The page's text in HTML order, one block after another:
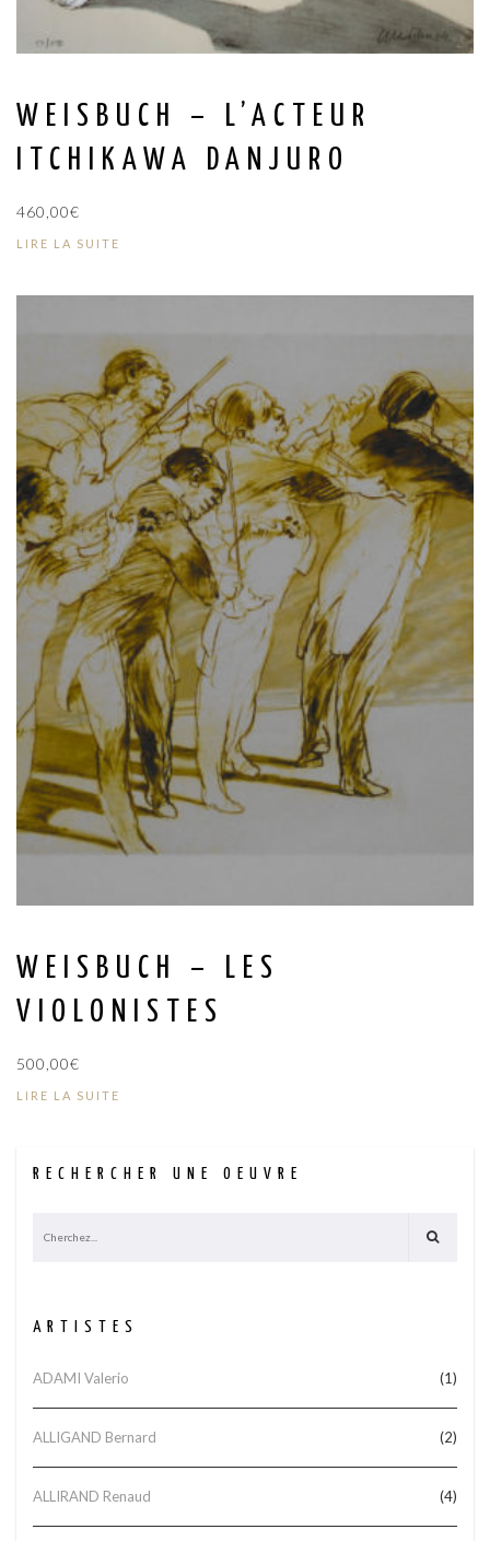
WEISBUCH – L’ACTEUR
ITCHIKAWA DANJURO
460,00€
LIRE LA SUITE
WEISBUCH – LES
VIOLONISTES
500,00€
LIRE LA SUITE
RECHERCHER UNE OEUVRE
ARTISTES
ADAMI Valerio (1)
ALLIGAND Bernard (2)
ALLIRAND Renaud (4)